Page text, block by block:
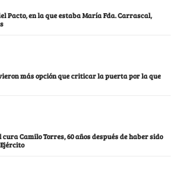
Pacto, en la que estaba María Fda. Carrascal,
más opción que criticar la puerta por la que
Camilo Torres, 60 años después de haber sido